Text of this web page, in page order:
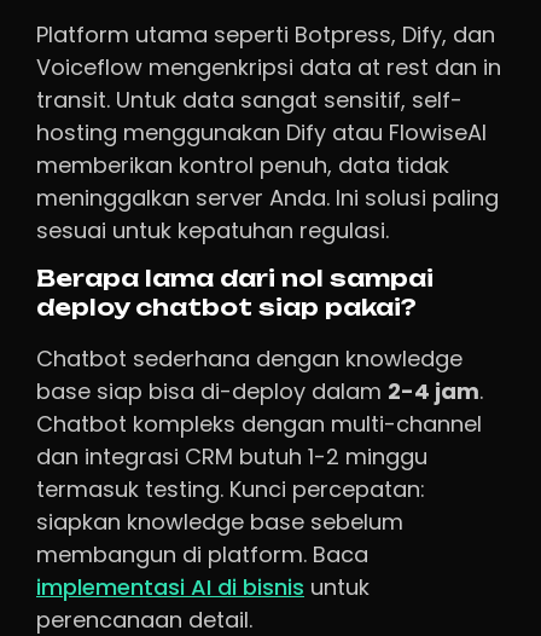
Platform utama seperti Botpress, Dify, dan
Voiceflow mengenkripsi data at rest dan in
transit. Untuk data sangat sensitif, self-
hosting menggunakan Dify atau FlowiseAI
memberikan kontrol penuh, data tidak
meninggalkan server Anda. Ini solusi paling
sesuai untuk kepatuhan regulasi.
Berapa lama dari nol sampai
deploy chatbot siap pakai?
Chatbot sederhana dengan knowledge
base siap bisa di-deploy dalam 2-4 jam.
Chatbot kompleks dengan multi-channel
dan integrasi CRM butuh 1-2 minggu
termasuk testing. Kunci percepatan:
siapkan knowledge base sebelum
membangun di platform. Baca
implementasi AI di bisnis untuk
perencanaan detail.